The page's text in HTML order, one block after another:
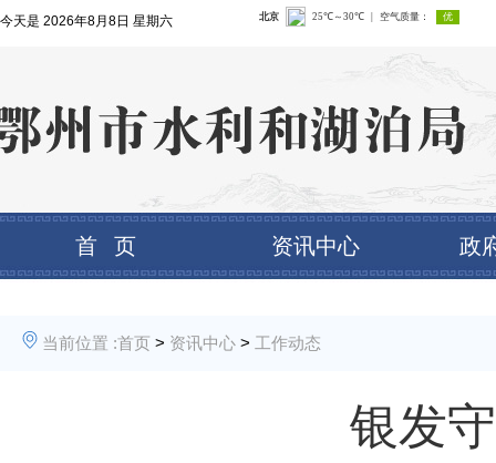
今天是 2026年8月8日 星期六
首 页 资讯中心 政
当前位置 :首页 > 资讯中心 > 工作动态
银发